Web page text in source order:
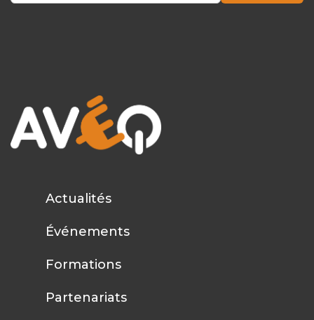
Actualités
Événements
Formations
Partenariats